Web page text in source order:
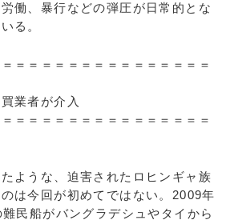
働、暴行などの弾圧が日常的とな
る。
＝＝＝＝＝＝＝＝＝＝＝＝＝＝＝
業者が介入
＝＝＝＝＝＝＝＝＝＝＝＝＝＝＝
ような、迫害されたロヒンギャ族
は今回が初めてではない。2009年
民船がバングラデシュやタイから